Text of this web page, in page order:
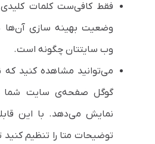
فقط کافی‌ست کلمات کلیدی
وضعیت بهینه سازی
وب سایتتان چگونه است.
می‌توانید مشاهده کنید
گوگل صفحه‌ی سایت شما
نمایش می‌دهد. با این
توضیحات متا را تنظیم